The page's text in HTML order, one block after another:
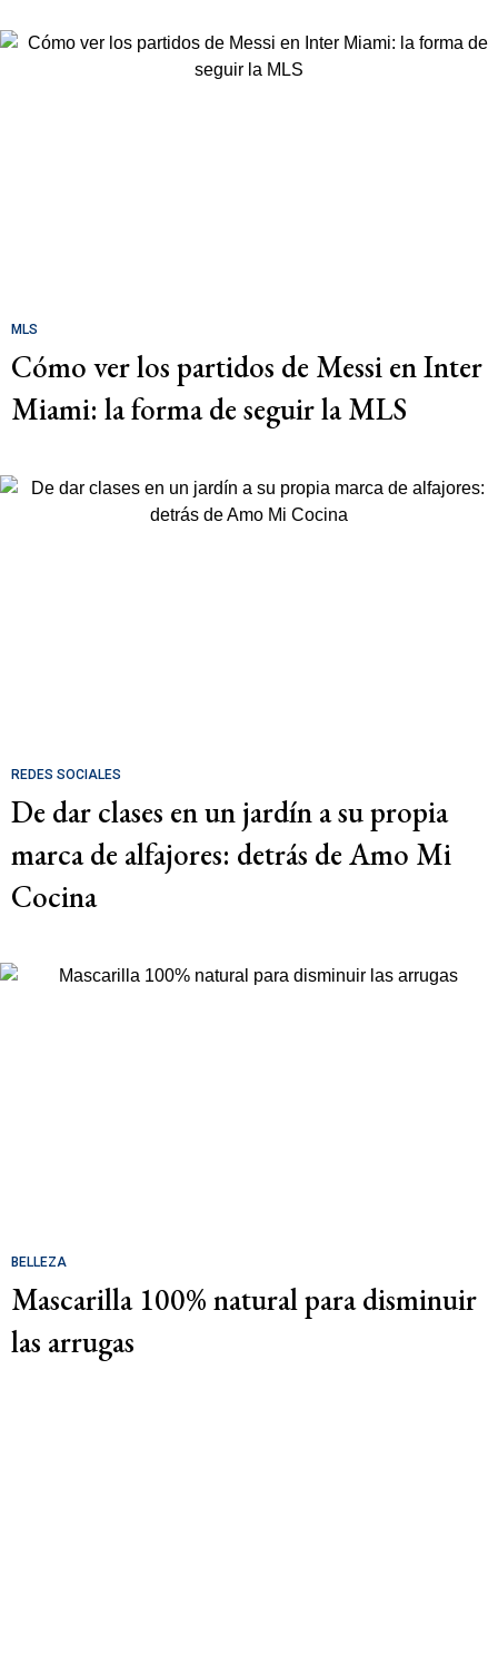
MLS
Cómo ver los partidos de Messi en Inter
Miami: la forma de seguir la MLS
REDES SOCIALES
De dar clases en un jardín a su propia
marca de alfajores: detrás de Amo Mi
Cocina
BELLEZA
Mascarilla 100% natural para disminuir
las arrugas